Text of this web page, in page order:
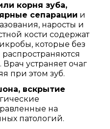
корня зуба,
сепарации и
наросты и
кости содержат
которые без
устраняет очаг
при этом зуб.
вскрытие
на
патологий.